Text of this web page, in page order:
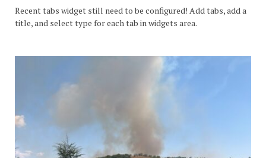
Recent tabs widget still need to be configured! Add tabs, add a
title, and select type for each tab in widgets area.